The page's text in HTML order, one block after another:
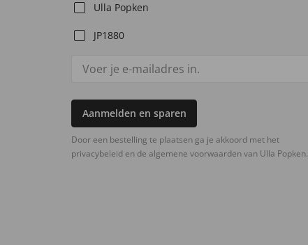
Ulla Popken
JP1880
Aanmelden en sparen
Door een bestelling te plaatsen ga je akkoord met het
privacybeleid en de algemene voorwaarden van Ulla Popken.